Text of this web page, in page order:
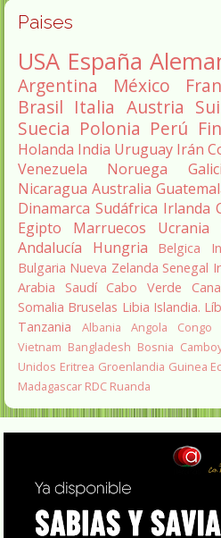
Paises
USA España
Argentina México
Brasil Italia Austria
Suecia Polonia Perú
Holanda India Uruguay Irán
Venezuela
Noruega
Nicaragua Australia
Dinamarca Sudáfrica Irlanda
Egipto
Marruecos Ucrania
Andalucía
Hungria Belgica
Bulgaria Nueva Zelanda Senegal
Arabia Saudí Cabo Verde
Somalia Bruselas Libia Islandia.
Tanzania
Albania Angola Congo
Vietnam Bangladesh Bosnia
Unidos Eritrea Groenlandia Guinea
Madagascar RDC Ruanda